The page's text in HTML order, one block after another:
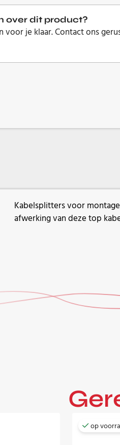
over dit product?
voor je klaar. Contact ons
Kabelsplitters voor
afwerking van deze top
op